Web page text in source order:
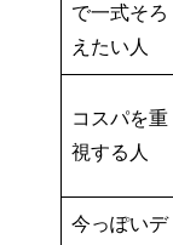
で一式そろ
えたい人
コスパを重
視する人
今っぽいデ